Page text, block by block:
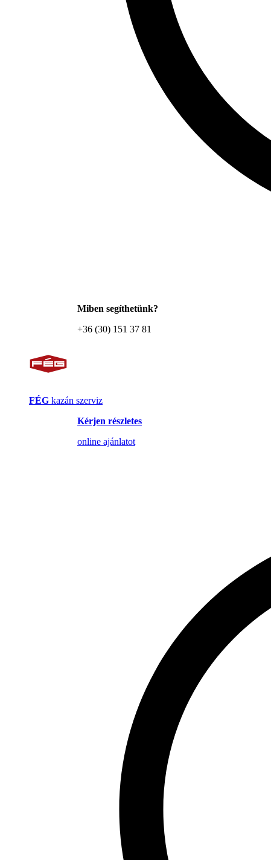
Miben segíthetünk?
+36 (30) 151 37 81
FÉG kazán szerviz
Kérjen részletes
online ajánlatot